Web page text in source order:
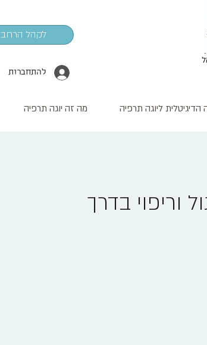
לקהל הרחב
להתחברות
הדיגיטלית ליוגה תרפיה מה זה יוגה תרפיה
וריפוי בדרך